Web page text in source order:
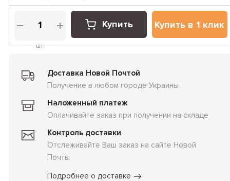
шт.
Купить Купить в 1 клик
Доставка Новой Почтой
Получение в любом городе Украины
Наложенный платеж
Оплачивайте заказ при получении на складе
Контроль доставки
Отслеживайте Ваш заказ на сайте Новой
Почты
Подробнее о доставке